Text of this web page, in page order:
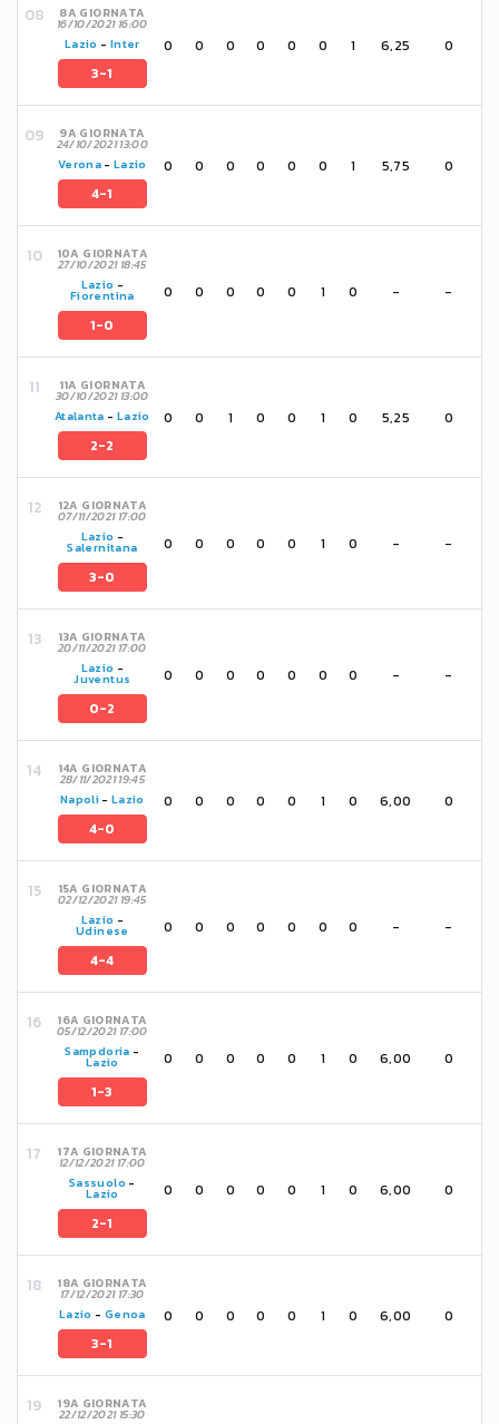
8A GIORNATA
16/10/2021 16:00
Lazio - Inter
3-1
0 0 0 0 0 0 1 6,25 0
9A GIORNATA
24/10/2021 13:00
Verona -Lazio
4-1
0 0 0 0 0 0 1 5,75 0
10A GIORNATA
27/10/2021 18:45
Lazio -
Fiorentina
1-0
0 0 0 0 0 1 0 - -
11A GIORNATA
30/10/2021 13:00
Atalanta - Lazio
2-2
0 0 1 0 0 1 0 5,25 0
12A GIORNATA
07/11/2021 17:00
Lazio -
Salernitana
3-0
0 0 0 0 0 1 0 - -
13A GIORNATA
20/11/2021 17:00
Lazio -
Juventus
0-2
0 0 0 0 0 0 0 - -
14A GIORNATA
28/11/2021 19:45
Napoli -Lazio
4-0
0 0 0 0 0 1 0 6,00 0
15A GIORNATA
02/12/2021 19:45
Lazio -
Udinese
4-4
0 0 0 0 0 0 0 - -
16A GIORNATA
05/12/2021 17:00
Sampdoria -
Lazio
1-3
0 0 0 0 0 1 0 6,00 0
17A GIORNATA
12/12/2021 17:00
Sassuolo -
Lazio
2-1
0 0 0 0 0 1 0 6,00 0
18A GIORNATA
17/12/2021 17:30
Lazio - Genoa
3-1
0 0 0 0 0 1 0 6,00 0
19A GIORNATA
22/12/2021 15:30